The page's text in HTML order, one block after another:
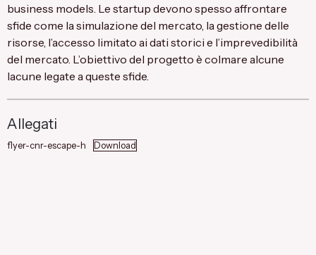
business models. Le startup devono spesso affrontare
sfide come la simulazione del mercato, la gestione delle
risorse, l’accesso limitato ai dati storici e l’imprevedibilità
del mercato. L’obiettivo del progetto è colmare alcune
lacune legate a queste sfide.
Allegati
flyer-cnr-escape-h Download